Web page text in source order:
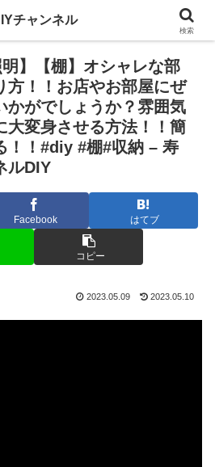
明】【棚】オシャレな部
方！！お店やお部屋にぜ
かがでしょうか？雰囲気
大変身させる方法！！簡
！！#diy #棚#収納 – 寿
ルDIY
Facebook はてブ
コピー
2023.05.09 2023.05.10
チャンネル
検索